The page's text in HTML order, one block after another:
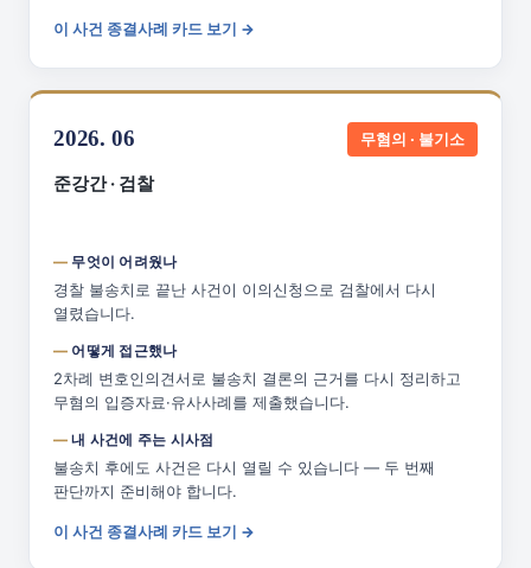
이 사건 종결사례 카드 보기 →
2026. 06 무혐의 · 불기소
준강간 · 검찰
무엇이 어려웠나
경찰 불송치로 끝난 사건이 이의신청으로 검찰에서 다시
열렸습니다.
어떻게 접근했나
2차례 변호인의견서로 불송치 결론의 근거를 다시 정리하고
무혐의 입증자료·유사사례를 제출했습니다.
내 사건에 주는 시사점
불송치 후에도 사건은 다시 열릴 수 있습니다 — 두 번째
판단까지 준비해야 합니다.
이 사건 종결사례 카드 보기 →